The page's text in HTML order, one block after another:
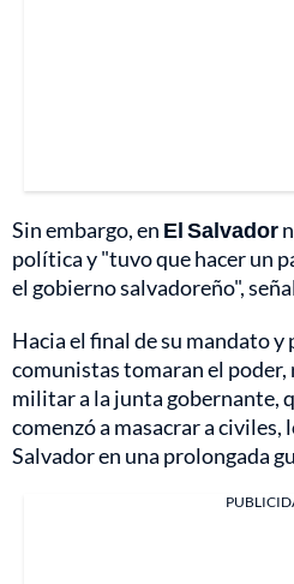
Sin embargo, en El Salvador
política y "tuvo que hacer un
el gobierno salvadoreño",
Hacia el final de su mandato y
comunistas tomaran el
militar a la junta gobernante,
comenzó a masacrar a civiles,
Salvador en una prolongada